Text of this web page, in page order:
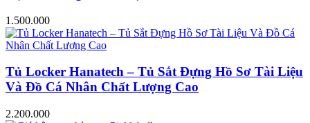
1.500.000
Tủ Locker Hanatech – Tủ Sắt Đựng Hồ Sơ Tài Liệu
Và Đồ Cá Nhân Chất Lượng Cao
2.200.000